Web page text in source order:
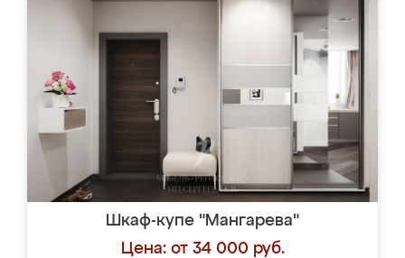
Шкаф-купе "Мангарева"
Цена: от 34 000 руб.